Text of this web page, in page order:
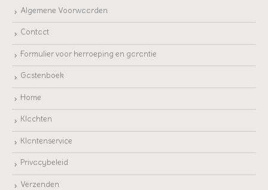
Algemene Voorwaarden
Contact
Formulier voor herroeping en garantie
Gastenboek
Home
Klachten
Klantenservice
Privacybeleid
Verzenden